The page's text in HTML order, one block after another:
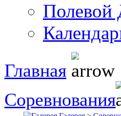
Полевой
Главная
Соревнования